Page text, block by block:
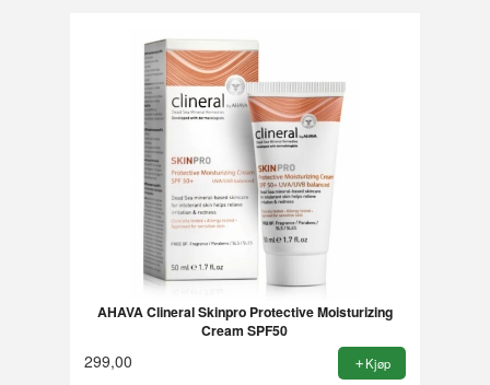
AHAVA Clineral Skinpro Protective Moisturizing
Cream SPF50
299,00 Kjøp